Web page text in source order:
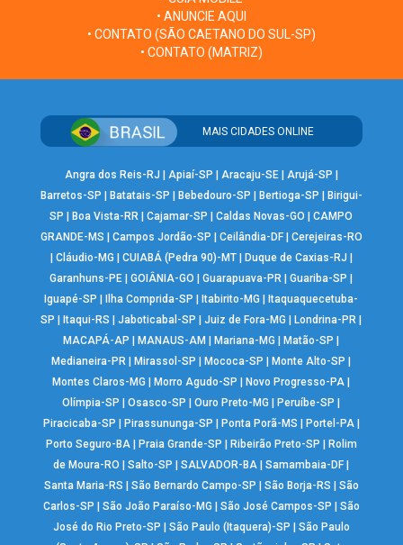
• ANUNCIE AQUI
• CONTATO (SÃO CAETANO DO SUL-SP)
• CONTATO (MATRIZ)
MAIS CIDADES ONLINE
Angra dos Reis-RJ Apiaí-SP Aracaju-SE| Arujá-SP
Barretos-SP
Batatais-SP Bebedouro-SP Bertioga-SP
Birigui-
SP
Boa Vista-RR |Cajamar-SP |Caldas Novas-GO |CAMPO
GRANDE-MS
Campos Jordão-SP Ceilândia-DF| Cerejeiras-RO
Cláudio-MG CUIABÁ (Pedra 90)-MT| Duque de Caxias-RJ
Garanhuns-PE |GOIÂNIA-GO |Guarapuava-PR |Guariba-SP
Iguapé-SP
Ilha Comprida-SP Itabirito-MG
Itaquaquecetuba-
SP
Itaqui-RS |Jaboticabal-SP |Juiz de Fora-MG Londrina-PR
MACAPÁ-AP
MANAUS-AM Mariana-MG Matão-SP
Medianeira-PR
Mirassol-SP Mococa-SP Monte Alto-SP
Montes Claros-MG
Morro Agudo-SP Novo Progresso-PA
Olímpia-SP
|Osasco-SP |Ouro Preto-MG Peruíbe-SP
Piracicaba-SP
Pirassununga-SP Ponta Porã-MS Portel-PA|
Porto Seguro-BA| Praia Grande-SP Ribeirão Preto-SP
Rolim
de Moura-RO
|Salto-SP |SALVADOR-BA |Samambaia-DF
Santa Maria-RS
São Bernardo Campo-SP São Borja-RS
São
Carlos-SP
São João Paraíso-MG São José Campos-SP
São
José do Rio Preto-SP
São Paulo (Itaquera)-SP
São Paulo